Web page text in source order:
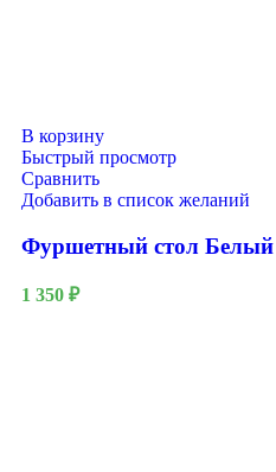
В корзину
Быстрый просмотр
Сравнить
Добавить в список желаний
Фуршетный стол Белый
1 350 ₽